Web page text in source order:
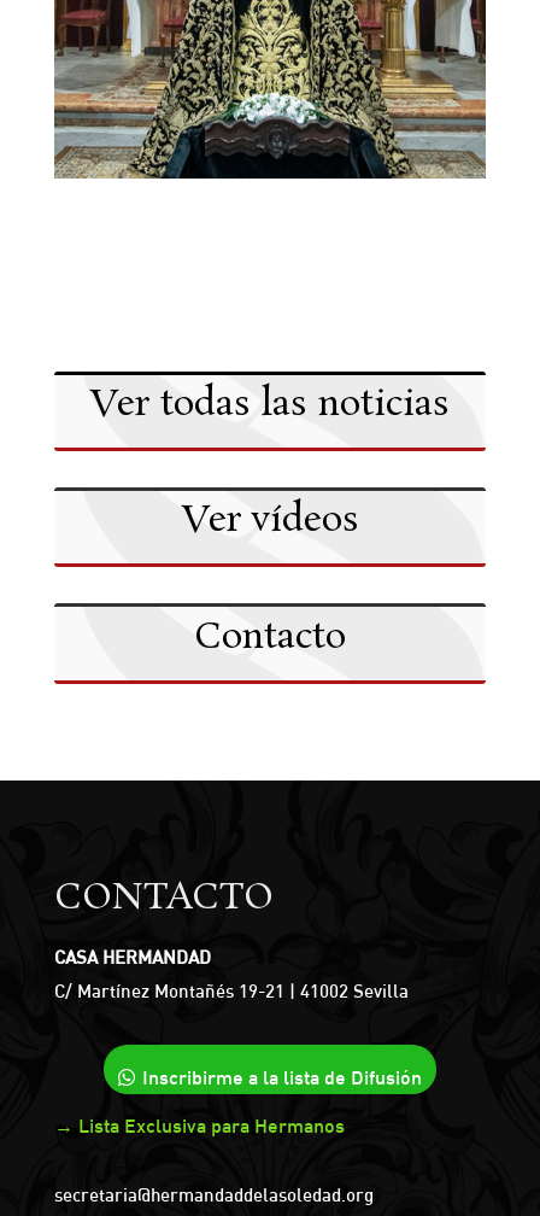
Ver todas las noticias
Ver vídeos
Contacto
CONTACTO
CASA HERMANDAD
C/ Martínez Montañés 19-21 | 41002 Sevilla
Inscribirme a la lista de Difusión
→ Lista Exclusiva para Hermanos
secretaria@hermandaddelasoledad.org